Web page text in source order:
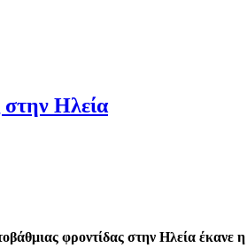
Ηλεία
φροντίδας στην Ηλεία έκανε